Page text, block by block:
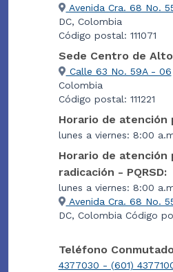
Avenida Cra. 68 No.
DC, Colombia
Código postal: 111071
Sede Centro de
Calle 63 No. 59A - 06
Colombia
Código postal: 111221
Horario de atención
lunes a viernes: 8:00
Horario de atención
radicación - PQRSD:
lunes a viernes: 8:00
Avenida Cra. 68 No.
DC, Colombia Código
Teléfono
4377030 - (601)